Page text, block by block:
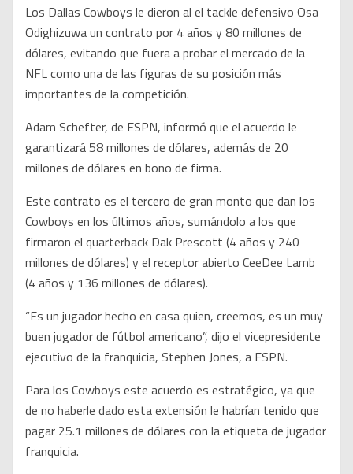
Los Dallas Cowboys le dieron al el tackle defensivo Osa
Odighizuwa un contrato por 4 años y 80 millones de
dólares, evitando que fuera a probar el mercado de la
NFL como una de las figuras de su posición más
importantes de la competición.
Adam Schefter, de ESPN, informó que el acuerdo le
garantizará 58 millones de dólares, además de 20
millones de dólares en bono de firma.
Este contrato es el tercero de gran monto que dan los
Cowboys en los últimos años, sumándolo a los que
firmaron el quarterback Dak Prescott (4 años y 240
millones de dólares) y el receptor abierto CeeDee Lamb
(4 años y 136 millones de dólares).
“Es un jugador hecho en casa quien, creemos, es un muy
buen jugador de fútbol americano”, dijo el vicepresidente
ejecutivo de la franquicia, Stephen Jones, a ESPN.
Para los Cowboys este acuerdo es estratégico, ya que
de no haberle dado esta extensión le habrían tenido que
pagar 25.1 millones de dólares con la etiqueta de jugador
franquicia.